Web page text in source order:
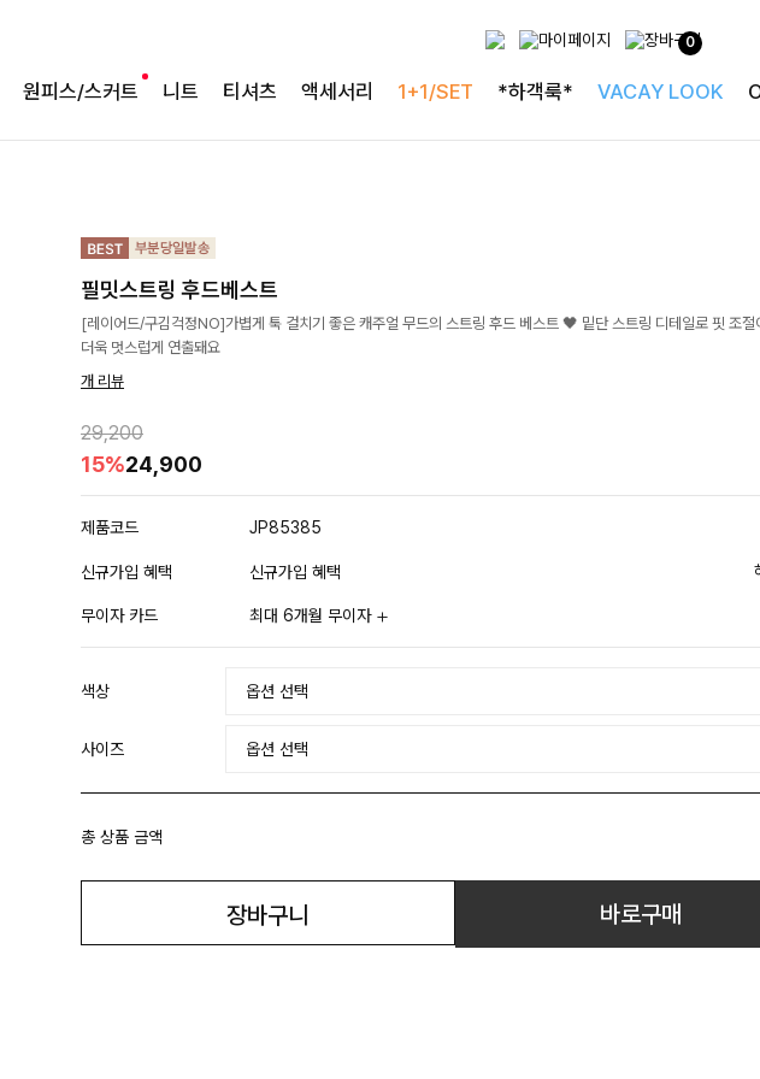
0
원피스/스커트 니트 티셔츠 액세서리 1+1/SET *하객룩* VACAY LOOK
필밋스트링 후드베스트
[레이어드/구김걱정NO]가볍게 툭 걸치기 좋은 캐주얼 무드의 스트링 후드 베스트 🖤 밑단 스트링 디테일로 핏 조절
더욱 멋스럽게 연출돼요
개 리뷰
29,200
15%24,900
제품코드 JP85385
신규가입 혜택 신규가입 혜택
무이자 카드 최대 6개월 무이자
색상
사이즈
총 상품 금액
장바구니 바로구매